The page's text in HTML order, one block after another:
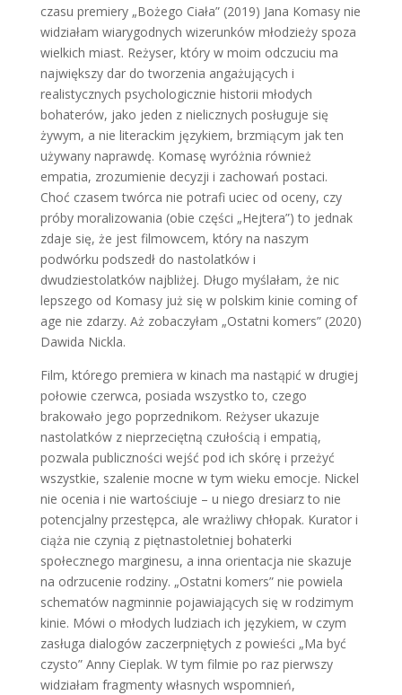
czasu premiery „Bożego Ciała” (2019) Jana Komasy nie
widziałam wiarygodnych wizerunków młodzieży spoza
wielkich miast. Reżyser, który w moim odczuciu ma
największy dar do tworzenia angażujących i
realistycznych psychologicznie historii młodych
bohaterów, jako jeden z nielicznych posługuje się
żywym, a nie literackim językiem, brzmiącym jak ten
używany naprawdę. Komasę wyróżnia również
empatia, zrozumienie decyzji i zachowań postaci.
Choć czasem twórca nie potrafi uciec od oceny, czy
próby moralizowania (obie części „Hejtera”) to jednak
zdaje się, że jest filmowcem, który na naszym
podwórku podszedł do nastolatków i
dwudziestolatków najbliżej. Długo myślałam, że nic
lepszego od Komasy już się w polskim kinie coming of
age nie zdarzy. Aż zobaczyłam „Ostatni komers” (2020)
Dawida Nickla.
Film, którego premiera w kinach ma nastąpić w drugiej
połowie czerwca, posiada wszystko to, czego
brakowało jego poprzednikom. Reżyser ukazuje
nastolatków z nieprzeciętną czułością i empatią,
pozwala publiczności wejść pod ich skórę i przeżyć
wszystkie, szalenie mocne w tym wieku emocje. Nickel
nie ocenia i nie wartościuje – u niego dresiarz to nie
potencjalny przestępca, ale wrażliwy chłopak. Kurator i
ciąża nie czynią z piętnastoletniej bohaterki
społecznego marginesu, a inna orientacja nie skazuje
na odrzucenie rodziny. „Ostatni komers” nie powiela
schematów nagminnie pojawiających się w rodzimym
kinie. Mówi o młodych ludziach ich językiem, w czym
zasługa dialogów zaczerpniętych z powieści „Ma być
czysto” Anny Cieplak. W tym filmie po raz pierwszy
widziałam fragmenty własnych wspomnień,